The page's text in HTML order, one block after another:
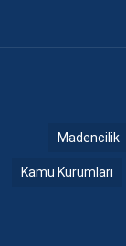
Madencilik
Kamu Kurumları